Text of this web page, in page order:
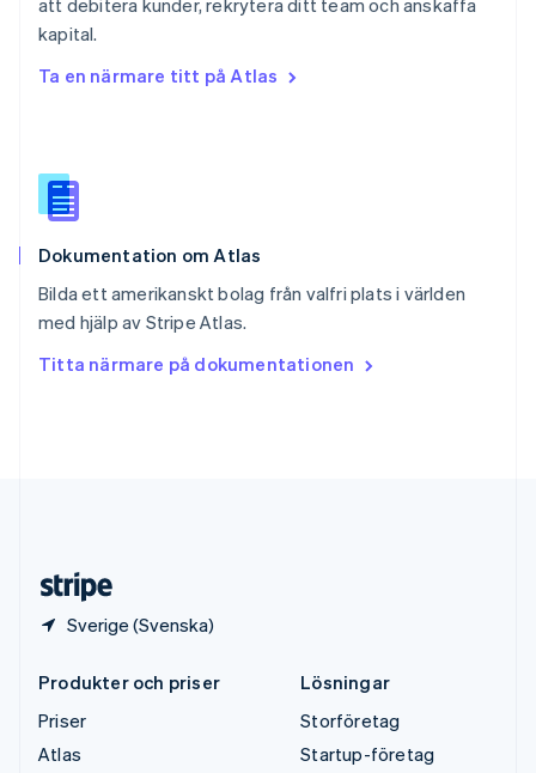
att debitera kunder, rekrytera ditt team och anskaffa
kapital.
Ta en närmare titt på Atlas
Dokumentation om Atlas
Bilda ett amerikanskt bolag från valfri plats i världen
med hjälp av Stripe Atlas.
Titta närmare på dokumentationen
Sverige (Svenska)
Singapore
English
English
Español
Storbritannien
Sverige
Thailand
ไทยEnglish
English
Produkter och priser
Priser
Atlas
Lösningar
Storföretag
Startup-företag